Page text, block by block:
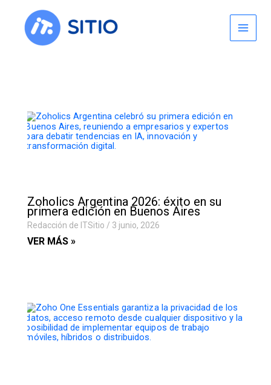
content
Zoholics Argentina 2026: éxito en su
primera edición en Buenos Aires
Redacción de ITSitio 3 junio, 2026
VER MÁS »